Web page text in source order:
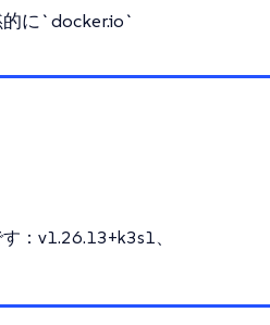
に`docker.io`
：v1.26.13+k3s1、